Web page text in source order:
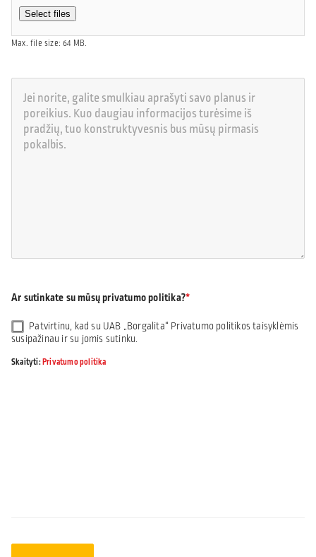
Select files
Max. file size: 64 MB.
Ar sutinkate su mūsų privatumo politika?
Patvirtinu, kad su UAB „Borgalita“ Privatumo politikos taisyklėmis
susipažinau ir su jomis sutinku.
Skaityti:Privatumo politika